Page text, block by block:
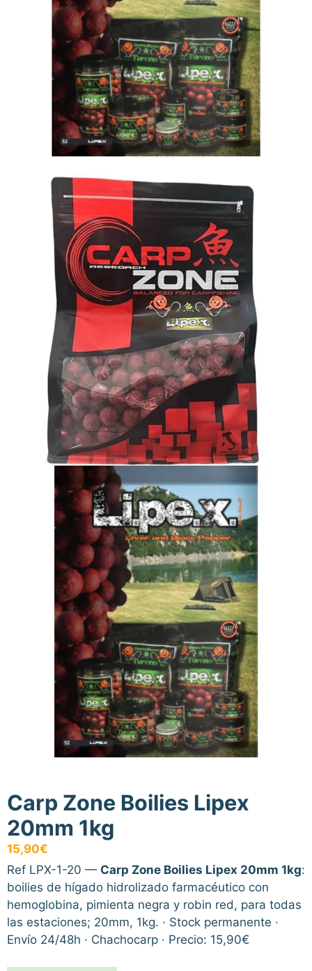
Carp Zone Boilies Lipex
20mm 1kg
15,90€
Ref LPX-1-20 — Carp Zone Boilies Lipex 20mm 1kg:
boilies de hígado hidrolizado farmacéutico con
hemoglobina, pimienta negra y robin red, para todas
las estaciones; 20mm, 1kg. · Stock permanente ·
Envío 24/48h · Chachocarp · Precio: 15,90€